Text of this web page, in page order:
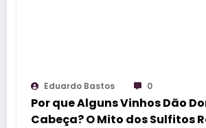
Eduardo Bastos 0
Por que Alguns Vinhos Dão
Cabeça? O Mito dos Sulfitos